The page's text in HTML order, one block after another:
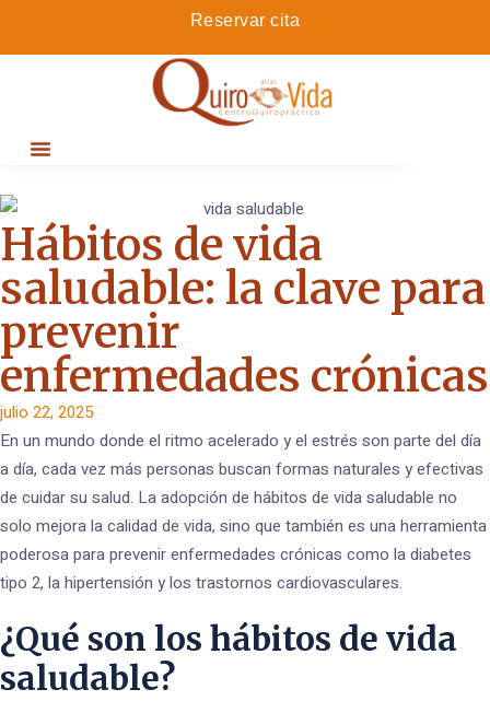
Reservar cita
Hábitos de vida
saludable: la clave para
prevenir
enfermedades crónicas
julio 22, 2025
En un mundo donde el ritmo acelerado y el estrés son parte del día
a día, cada vez más personas buscan formas naturales y efectivas
de cuidar su salud. La adopción de hábitos de vida saludable no
solo mejora la calidad de vida, sino que también es una herramienta
poderosa para prevenir enfermedades crónicas como la diabetes
tipo 2, la hipertensión y los trastornos cardiovasculares.
¿Qué son los hábitos de vida
saludable?